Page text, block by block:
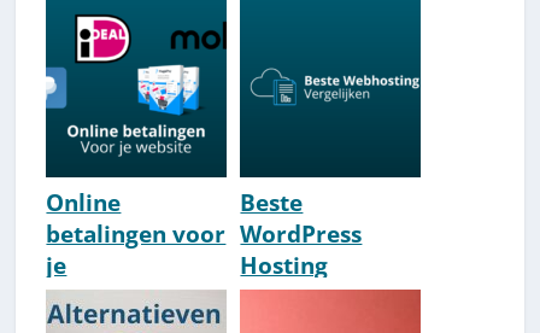
Online
betalingen voor
je
website/websh
Beste
WordPress
Hosting
Nederland 2026